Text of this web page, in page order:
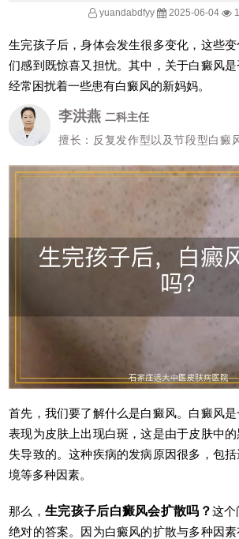
yuandabdfyy 2025-06-04
生完孩子后，身体会发生很多变化，这些
们感到既惊喜又担忧。其中，关于白癜风
经常困扰着一些患有白癜风的新妈妈。
李洪燕 二科主任
擅长：反复发作型以及节段型白癜风
首先，我们要了解什么是白癜风。白癜风
表现为皮肤上出现白斑，这是由于皮肤中
失导致的。这种疾病的发病原因很多，包
境等多种因素。
那么，生完孩子后白癜风会扩散吗？这个
绝对的答案。因为白癜风的扩散与多种因